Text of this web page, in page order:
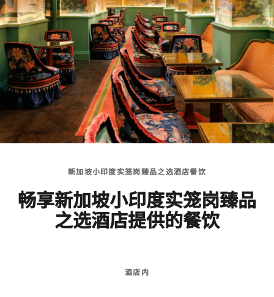
新加坡小印度实笼岗臻品之选酒店餐饮
畅享新加坡小印度实笼岗臻品
之选酒店提供的餐饮
酒店内